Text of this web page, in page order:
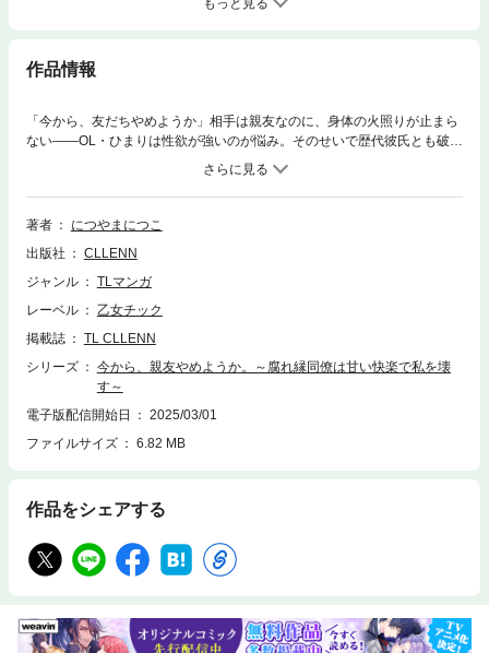
もっと見る
作品情報
「今から、友だちやめようか」相手は親友なのに、身体の火照りが止まら
ない――OL・ひまりは性欲が強いのが悩み。そのせいで歴代彼氏とも破局
し続け、すっかりトラウマ＆欲求不満に。大学時代からの友人兼会社の同
僚・和巳に愚痴っているうち、酔った勢いで“満足するまで抱かれてみた
い”と暴露しちゃって…!?「じゃあ…俺で試してみる？」初めて見るオトコ
の顔に胸が高鳴る。キスも肌に触れる手つきも優しくて、期待して疼くア
て、キモチイイことしか考えられなくて、和巳の大きいのでナカを満たさ
れたら――もう、親友じゃいられない…！
著者
につやまにつこ
出版社
CLLENN
ジャンル
TLマンガ
レーベル
乙女チック
掲載誌
TL CLLENN
シリーズ
今から、親友やめようか。～腐れ縁同僚は甘い快楽で私を壊
す～
電子版配信開始日
2025/03/01
ファイルサイズ
6.82 MB
作品をシェアする